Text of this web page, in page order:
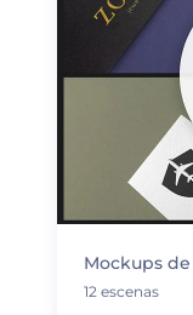
Mockups
12 escenas